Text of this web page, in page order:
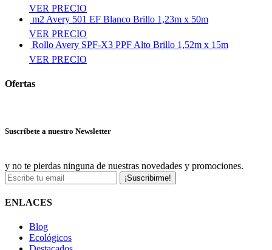
VER PRECIO
m2 Avery 501 EF Blanco Brillo 1,23m x 50m
VER PRECIO
Rollo Avery SPF-X3 PPF Alto Brillo 1,52m x 15m
VER PRECIO
Ofertas
Suscríbete a nuestro Newsletter
y no te pierdas ninguna de nuestras novedades y promociones.
¡Suscribirme!
ENLACES
Blog
Ecológicos